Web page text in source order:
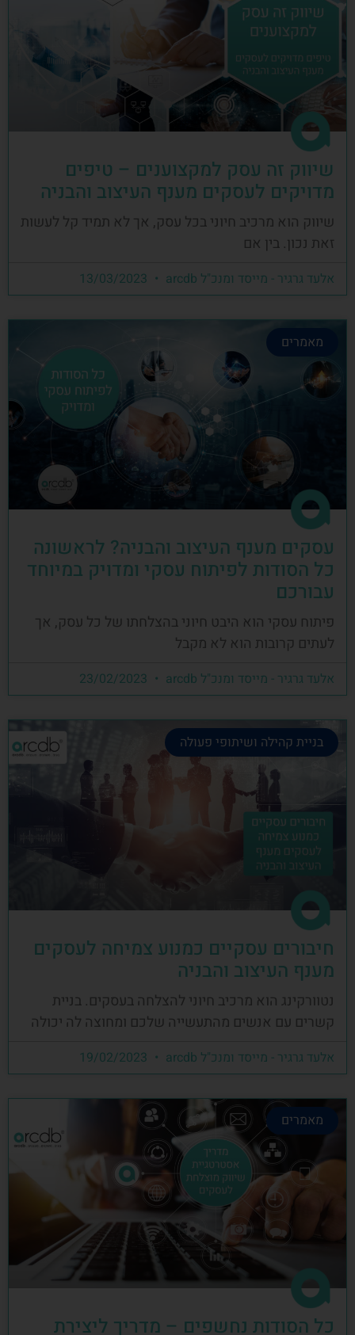
שיווק זה עסק למקצוענים – טיפים
מדויקים לעסקים מענף העיצוב והבניה
שיווק הוא מרכיב חיוני בכל עסק, אך לא תמיד קל לעשות
זאת נכון. בין אם
אלעד גרגיר - מייסד ומנכ"ל arcdb
מאמרים
עסקים מענף העיצוב והבניה? לראשונה
כל הסודות לפיתוח עסקי ומדויק במיוחד
עבורכם
פיתוח עסקי הוא היבט חיוני בהצלחתו של כל עסק, אך
לעתים קרובות הוא לא מקבל
אלעד גרגיר - מייסד ומנכ"ל arcdb
בניית קהילה ושיתופי פעולה
חיבורים עסקיים כמנוע צמיחה לעסקים
מענף העיצוב והבניה
נטוורקינג הוא מרכיב חיוני להצלחה בעסקים. בניית
קשרים עם אנשים מהתעשייה שלכם ומחוצה לה יכולה
אלעד גרגיר - מייסד ומנכ"ל arcdb
מאמרים
כל הסודות נחשפים – מדריך ליצירת